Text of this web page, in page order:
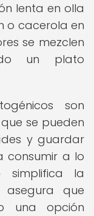
lenta en olla
o cacerola en
se mezclen
un plato
son
se pueden
y guardar
consumir a lo
simplifica la
que
una opción